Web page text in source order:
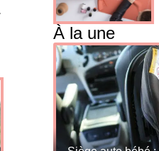
À la une